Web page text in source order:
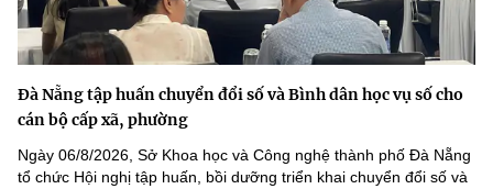
Đà Nẵng tập huấn chuyển đổi số và Bình dân học vụ số cho
cán bộ cấp xã, phường
Ngày 06/8/2026, Sở Khoa học và Công nghệ thành phố Đà Nẵng
tổ chức Hội nghị tập huấn, bồi dưỡng triển khai chuyển đổi số và